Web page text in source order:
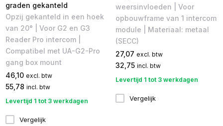
graden gekanteld
Opzij gekanteld in een hoek
van 20° | Voor G2 en G3
Reader Pro intercom |
Compatibel met UA-G2-Pro
gang box mount
46,10 excl. btw
55,78 incl. btw
Levertijd 1 tot 3 werkdagen
Vergelijk
weersinvloeden | Voor
opbouwframe van 1 intercom
module | Materiaal: metaal
(SECC)
27,07 excl. btw
32,75 incl. btw
Levertijd 1 tot 3 werkdagen
Vergelijk